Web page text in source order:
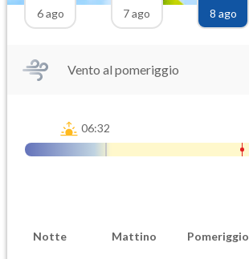
6 ago
7 ago
8 ago
Vento al pomeriggio
06:32
Notte Mattino Pomeriggio